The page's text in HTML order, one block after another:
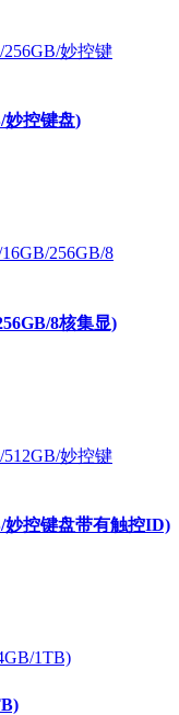
妙控键盘)
8核集显)
妙控键盘带有触控ID)